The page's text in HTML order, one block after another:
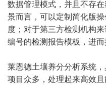
数据管理模式，并且不存
景而言，可以定制简化版
度；对于第三方检测机构
编号的检测报告模板，进而
莱恩德土壤养分分析系统
项目众多，处理起来高效